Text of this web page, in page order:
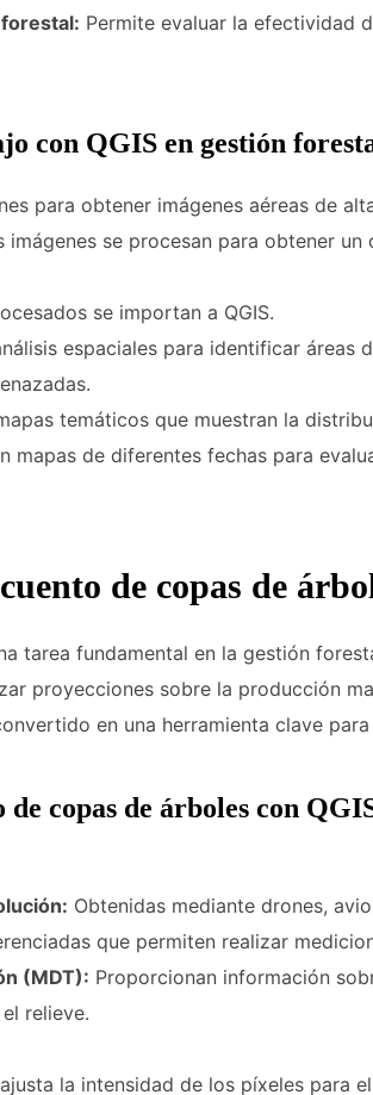
Permite evaluar la efectividad
con QGIS en gestión
para obtener imágenes aéreas de
imágenes se procesan para obtener
se importan a QGIS.
espaciales para identificar áreas
temáticos que muestran la
mapas de diferentes fechas para
de copas de
tarea fundamental en la gestión
proyecciones sobre la producción
en una herramienta clave
copas de árboles con
Obtenidas mediante drones,
que permiten realizar
(MDT): Proporcionan información
relieve.
la intensidad de los píxeles para